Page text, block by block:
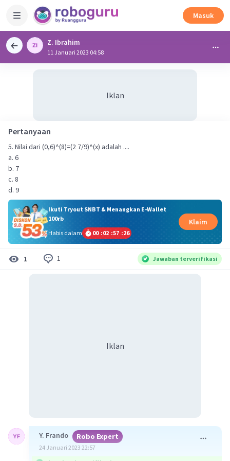
Masuk
Z. Ibrahim
11 Januari 2023 04:58
Iklan
Pertanyaan
5. Nilai dari (0,6)^(8)=(2 7/9)^(x) adalah ....
a. 6
b. 7
c. 8
d. 9
Ikuti Tryout SNBT & Menangkan E-Wallet
100rb
Habis dalam
00 :02 :57 :26
Klaim
1 1 Jawaban terverifikasi
Iklan
Y. Frando Robo Expert
24 Januari 2023 22:57